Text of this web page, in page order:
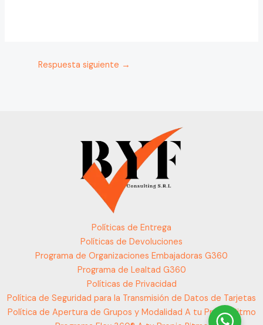
Respuesta siguiente →
Políticas de Entrega
Políticas de Devoluciones
Programa de Organizaciones Embajadoras G360
Programa de Lealtad G360
Políticas de Privacidad
Política de Seguridad para la Transmisión de Datos de Tarjetas
Política de Apertura de Grupos y Modalidad A tu Propio Ritmo